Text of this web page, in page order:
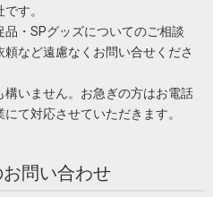
す。
・SPグッズについてのご相談
など遠慮なくお問い合せくださ
いません。お急ぎの方はお電話
て対応させていただきます。
問い合わせ